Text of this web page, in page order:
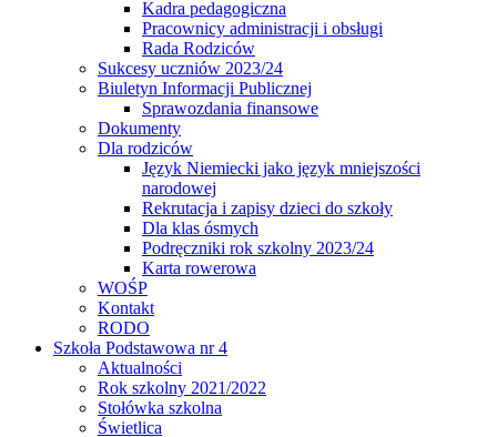
Kadra pedagogiczna
Pracownicy administracji i obsługi
Rada Rodziców
Sukcesy uczniów 2023/24
Biuletyn Informacji Publicznej
Sprawozdania finansowe
Dokumenty
Dla rodziców
Język Niemiecki jako język mniejszości
narodowej
Rekrutacja i zapisy dzieci do szkoły
Dla klas ósmych
Podręczniki rok szkolny 2023/24
Karta rowerowa
WOŚP
Kontakt
RODO
Szkoła Podstawowa nr 4
Aktualności
Rok szkolny 2021/2022
Stołówka szkolna
Świetlica